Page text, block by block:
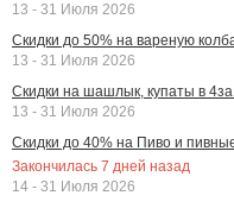
13 - 31 Июля 2026
Скидки до 50% на вареную
13 - 31 Июля 2026
Скидки на шашлык, купаты в
13 - 31 Июля 2026
Скидки до 40% на Пиво и
Закончилась 7 дней назад
14 - 31 Июля 2026